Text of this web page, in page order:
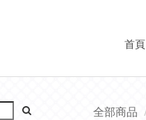
首頁
全部商品